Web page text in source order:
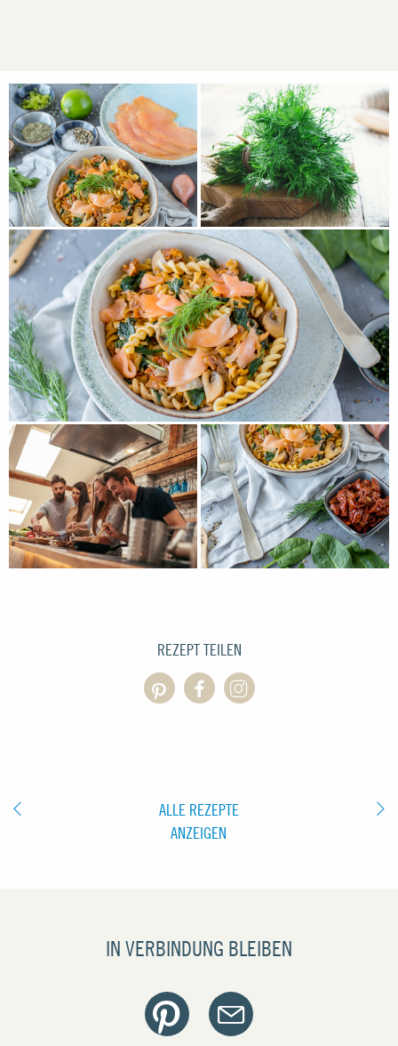
REZEPT TEILEN
ALLE REZEPTE
ANZEIGEN
IN VERBINDUNG BLEIBEN